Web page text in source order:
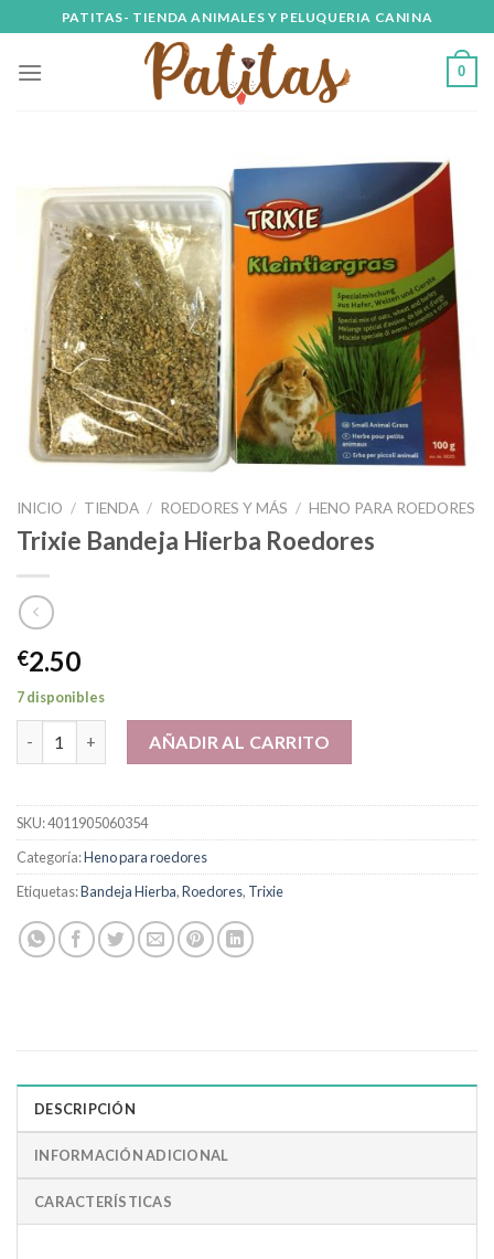
to
content
PATITAS- TIENDA ANIMALES Y PELUQUERIA CANINA
0
INICIO / TIENDA / ROEDORES Y MÁS / HENO PARA ROEDORES
Trixie Bandeja Hierba Roedores
€2.50
7 disponibles
Trixie Bandeja Hierba Roedores cantidad
AÑADIR AL CARRITO
SKU:4011905060354
Categoría:Heno para roedores
Etiquetas:Bandeja Hierba,Roedores, Trixie
DESCRIPCIÓN
INFORMACIÓN ADICIONAL
CARACTERÍSTICAS